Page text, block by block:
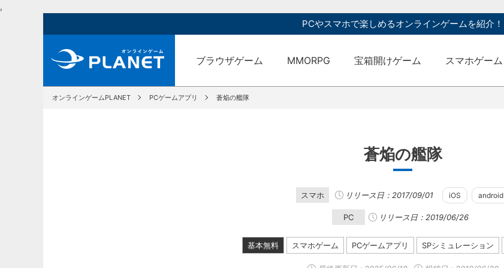
,
PCやスマホで楽しめるオンラインゲームを紹介！
ブラウザゲーム MMORPG 宝箱開けゲーム スマホゲーム
オンラインゲームPLANET PCゲームアプリ 蒼焔の艦隊
蒼焔の艦隊
スマホ リリース日：2017/09/01 iOS android
PC リリース日：2019/06/26
基本無料 スマホゲーム PCゲームアプリ SPシミュレーション